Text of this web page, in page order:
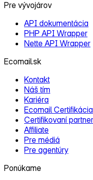
Pre vývojárov
API dokumentácia
PHP API Wrapper
Nette API Wrapper
Ecomail.sk
Kontakt
Náš tím
Kariéra
Ecomail Certifikácia
Certifikovaní
Affiliate
Pre médiá
Pre agentúry
Ponúkame